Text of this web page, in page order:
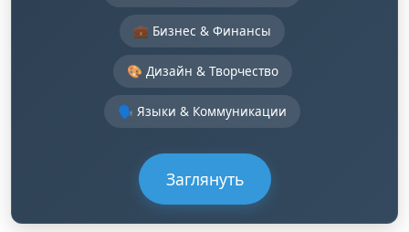
💼 Бизнес & Финансы
🎨 Дизайн & Творчество
🗣️ Языки & Коммуникации
Заглянуть